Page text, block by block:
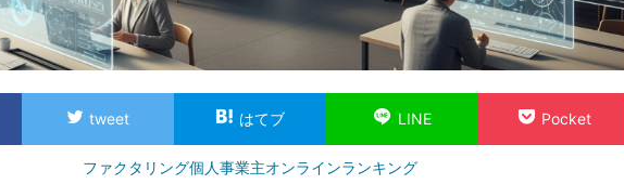
tweet はてブ LINE Pocket
ファクタリング個人事業主オンラインランキング